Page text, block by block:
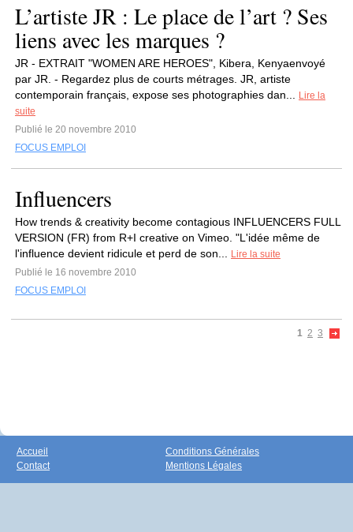
L’artiste JR : Le place de l’art ? Ses
liens avec les marques ?
JR - EXTRAIT "WOMEN ARE HEROES", Kibera, Kenyaenvoyé
par JR. - Regardez plus de courts métrages. JR, artiste
contemporain français, expose ses photographies dan...
Lire la
suite
Publié le 20 novembre 2010
FOCUS EMPLOI
Influencers
How trends & creativity become contagious INFLUENCERS FULL
VERSION (FR) from R+I creative on Vimeo. "L'idée même de
l'influence devient ridicule et perd de son...
Lire la suite
Publié le 16 novembre 2010
FOCUS EMPLOI
1 2 3
Accueil
Contact
Conditions Générales
Mentions Légales